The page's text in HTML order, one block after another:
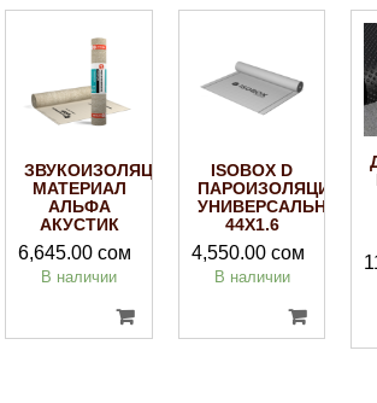
ЗВУКОИЗОЛЯЦИОННЫЙ
МАТЕРИАЛ
АЛЬФА
АКУСТИК
6,645.00сом
В наличии
ISOBOX D
ПАРОИЗОЛЯЦИЯ
44Х1.6
4,550.00 сом
В наличии